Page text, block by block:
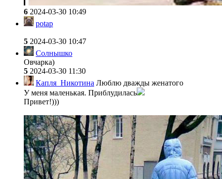
6 2024-03-30 10:49
potap
5 2024-03-30 10:47
Солнышко
Овчарка)
5 2024-03-30 11:30
Капля_Никотина Люблю дважды женатого
У меня маленькая. Приблудилась
Привет!)))